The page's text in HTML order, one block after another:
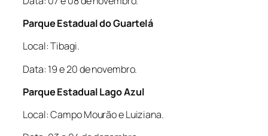
Parque Estadual do Guartelá
Local: Tibagi.
Data: 19 e 20 de novembro.
Parque Estadual Lago Azul
Local: Campo Mourão e Luiziana.